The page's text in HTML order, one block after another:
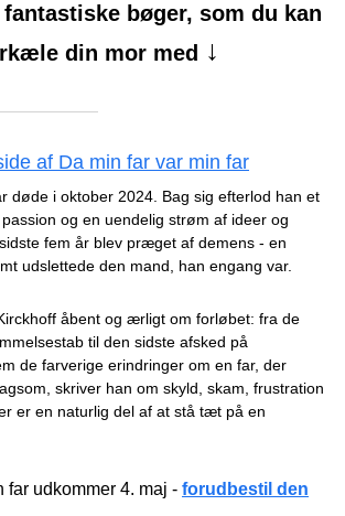
bøger, som du kan
din mor med ↓
døde i oktober 2024. Bag sig efterlod han et
og en uendelig strøm af ideer og
fem år blev præget af demens - en
udslettede den mand, han engang var.
åbent og ærligt om forløbet: fra de
til den sidste afsked på
de farverige erindringer om en far, der
skriver han om skyld, skam, frustration
er en naturlig del af at stå tæt på en
far udkommer 4. maj - forudbestil den